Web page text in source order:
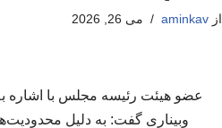
ازaminkav می 26, 2026
عضو هیئت رئیسه مجلس با اشاره
وبیناری گفت: به دلیل